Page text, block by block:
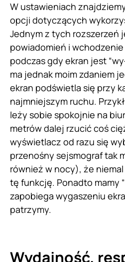
W ustawieniach
opcji dotyczących
Jednym z tych rozszerzeń
powiadomień i
podczas gdy ekran jest
ma jednak moim zdaniem
ekran podświetla się przy
najmniejszym ruchu.
leży sobie spokojnie na
metrów dalej rzucić coś
wyświetlacz od razu się
przenośny sejsmograf tak
również w nocy), że
tę funkcję. Ponadto mamy
zapobiega wygaszeniu
patrzymy.
Wydajność,